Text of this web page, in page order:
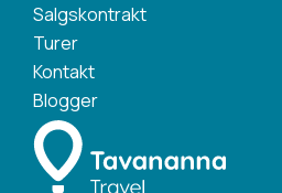
Salgskontrakt
Turer
Kontakt
Blogger